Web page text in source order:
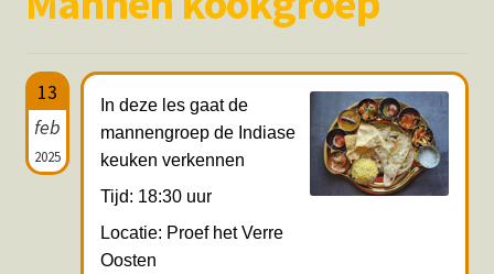
UIT-agenda
13
feb
2025
In deze les gaat de
mannengroep de Indiase
keuken verkennen
Tijd: 18:30 uur
Locatie: Proef het Verre
Oosten